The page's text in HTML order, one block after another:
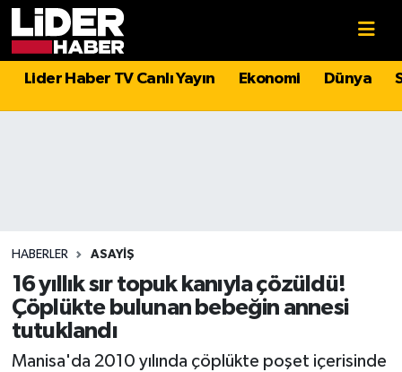
Lider Haber TV Canlı Yayın Ekonomi Dünya
HABERLER ASAYIŞ
16 yıllık sır topuk kanıyla çözüldü!
Çöplükte bulunan bebeğin annesi
tutuklandı
Manisa'da 2010 yılında çöplükte poşet içerisinde
Politika
Magazin
Spor
Sağlık
Hava Durumu
Süper Lig Puan Durumu ve Fikstür
Tüm Manşetler
Son Dakika Haberleri